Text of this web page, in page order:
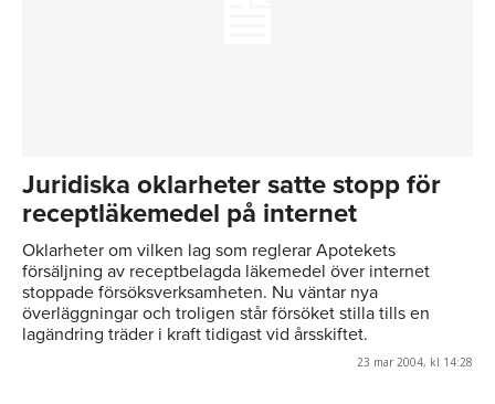
Juridiska oklarheter satte stopp för
receptläkemedel på internet
Oklarheter om vilken lag som reglerar Apotekets
försäljning av receptbelagda läkemedel över internet
stoppade försöksverksamheten. Nu väntar nya
överläggningar och troligen står försöket stilla tills en
lagändring träder i kraft tidigast vid årsskiftet.
23 mar 2004, kl 14:28